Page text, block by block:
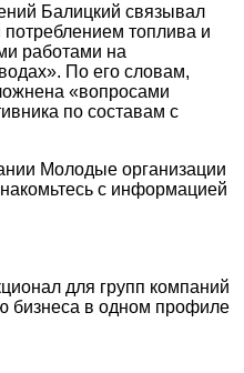
Балицкий связывал
топлива и
работами на
По его словам,
«вопросами
по составам с
Молодые организации
с информацией
для групп компаний
бизнеса в одном профиле